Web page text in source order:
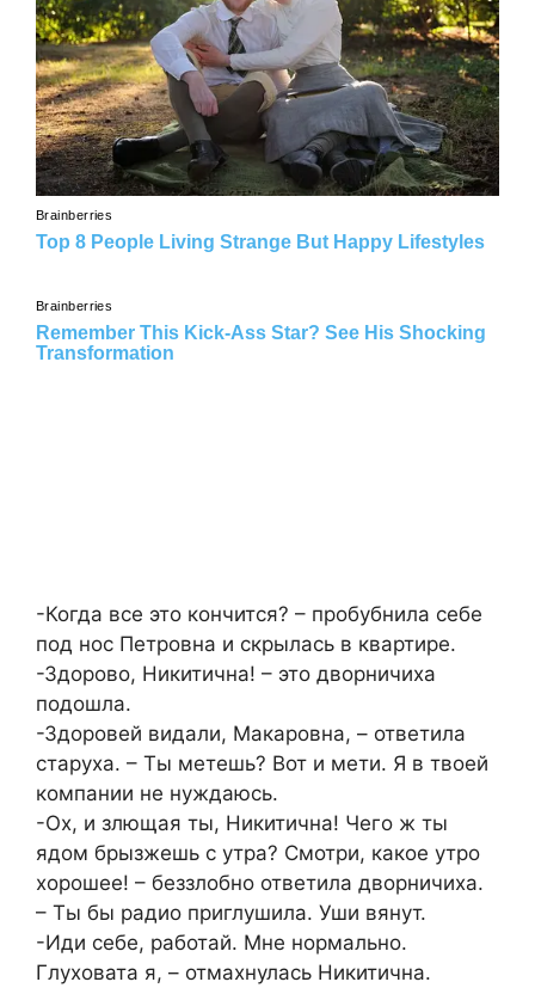
-Когда все это кончится? – пробубнила себе
под нос Петровна и скрылась в квартире.
-Здорово, Никитична! – это дворничиха
подошла.
-Здоровей видали, Макаровна, – ответила
старуха. – Ты метешь? Вот и мети. Я в твоей
компании не нуждаюсь.
-Ох, и злющая ты, Никитична! Чего ж ты
ядом брызжешь с утра? Смотри, какое утро
хорошее! – беззлобно ответила дворничиха.
– Ты бы радио приглушила. Уши вянут.
-Иди себе, работай. Мне нормально.
Глуховата я, – отмахнулась Никитична.